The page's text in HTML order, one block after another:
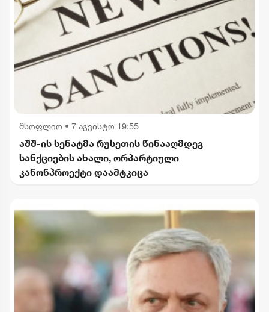
მსოფლიო • 7 აგვისტო 19:55
აშშ-ის სენატმა რუსეთის წინააღმდეგ
სანქციების ახალი, ორპარტიული
კანონპროექტი დაამტკიცა